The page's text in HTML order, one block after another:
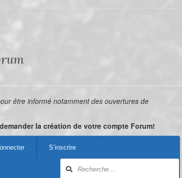
être informé notamment des ouvertures de
la création de votre compte Forum!
S’inscrire